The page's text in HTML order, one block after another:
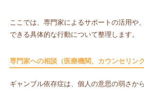
ここでは、専門家によるサポートの活用や
できる具体的な行動について整理します。
専門家への相談（医療機関、カウンセリング
ギャンブル依存症は、個人の意思の弱さか